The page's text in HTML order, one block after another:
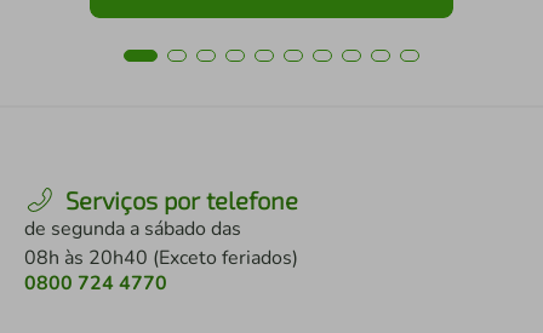
Serviços por telefone
de segunda a sábado das
08h às 20h40 (Exceto feriados)
0800 724 4770